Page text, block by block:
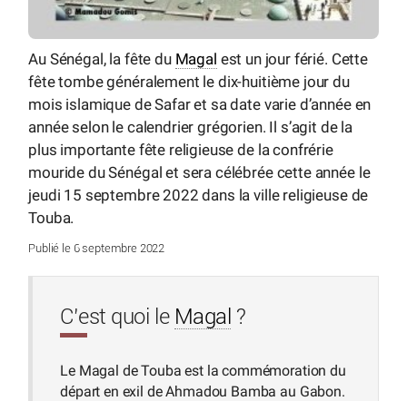
Au Sénégal, la fête du Magal est un jour férié. Cette
fête tombe généralement le dix-huitième jour du
mois islamique de Safar et sa date varie d’année en
année selon le calendrier grégorien. Il s’agit de la
plus importante fête religieuse de la confrérie
mouride du Sénégal et sera célébrée cette année le
jeudi 15 septembre 2022 dans la ville religieuse de
Touba.
Publié le 6 septembre 2022
C’est quoi le Magal ?
Le Magal de Touba est la commémoration du
départ en exil de Ahmadou Bamba au Gabon.